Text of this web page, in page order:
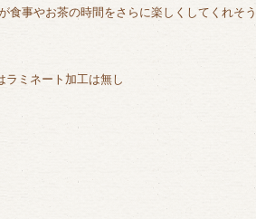
事やお茶の時間をさらに楽しくしてくれそう
ミネート加工は無し